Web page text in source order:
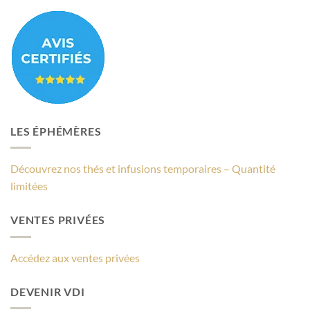
LES ÉPHÉMÈRES
Découvrez nos thés et infusions temporaires – Quantité
limitées
VENTES PRIVÉES
Accédez aux ventes privées
DEVENIR VDI